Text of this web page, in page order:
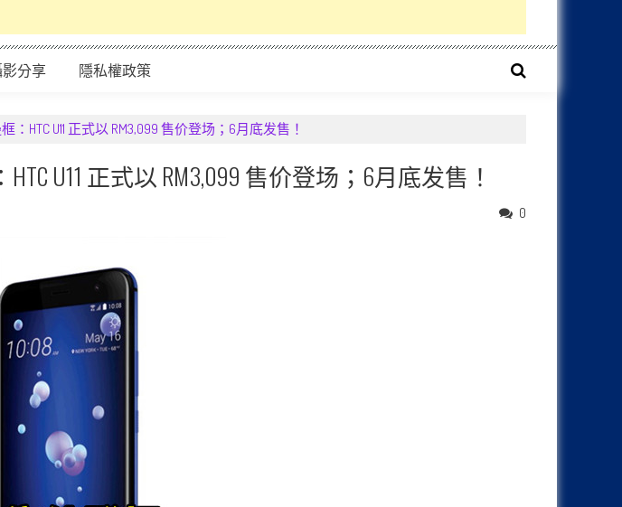
分享 隱私權政策
：HTC U11 正式以 RM3,099 售价登场；6月底发售！
U11 正式以 RM3,099 售价登场；6月底发售！
0